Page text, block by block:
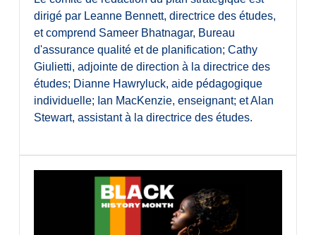
dirigé par Leanne Bennett, directrice des études,
et comprend Sameer Bhatnagar, Bureau
d'assurance qualité et de planification; Cathy
Giulietti, adjointe de direction à la directrice des
études; Dianne Hawryluck, aide pédagogique
individuelle; Ian MacKenzie, enseignant; et Alan
Stewart, assistant à la directrice des études.